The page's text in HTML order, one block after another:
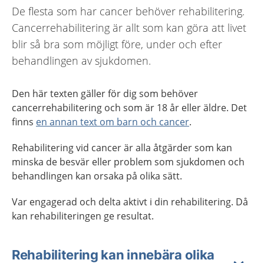
De flesta som har cancer behöver rehabilitering.
Cancerrehabilitering är allt som kan göra att livet
blir så bra som möjligt före, under och efter
behandlingen av sjukdomen.
Den här texten gäller för dig som behöver
cancerrehabilitering och som är 18 år eller äldre. Det
finns en annan text om barn och cancer.
Rehabilitering vid cancer är alla åtgärder som kan
minska de besvär eller problem som sjukdomen och
behandlingen kan orsaka på olika sätt.
Var engagerad och delta aktivt i din rehabilitering. Då
kan rehabiliteringen ge resultat.
Rehabilitering kan innebära olika